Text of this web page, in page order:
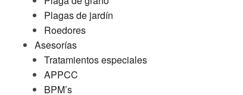
Plagas de jardín
Roedores
Asesorías
Tratamientos especiales
APPCC
BPM’s